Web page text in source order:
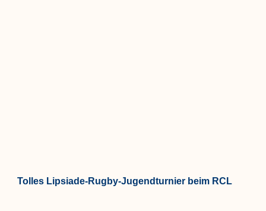
Tolles Lipsiade-Rugby-Jugendturnier beim RCL